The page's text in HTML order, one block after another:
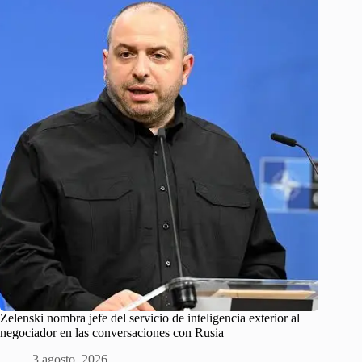
Zelenski nombra jefe del servicio de inteligencia exterior al
negociador en las conversaciones con Rusia